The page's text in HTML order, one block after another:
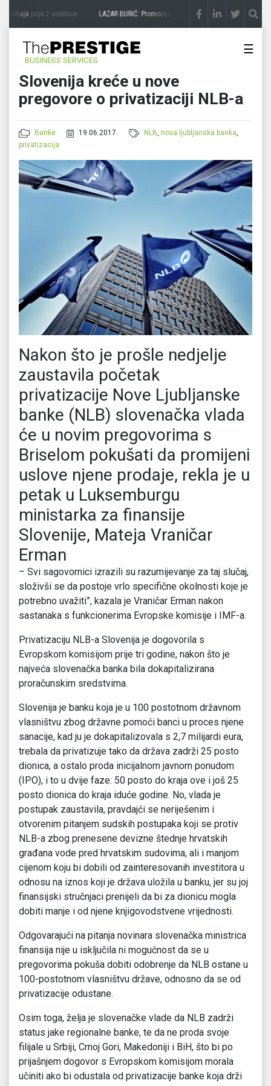
prije 2 sedmice LAZAR ĐURIĆ: Promocija potencijal pretvara u destinaciju
BUSINESS SERVICES
☰
Slovenija kreće u nove
pregovore o privatizaciji NLB-a
Banke 19.06.2017. NLB,nova ljubljanska banka,
privatizacija
Nakon što je prošle nedjelje
zaustavila početak
privatizacije Nove Ljubljanske
banke (NLB) slovenačka vlada
će u novim pregovorima s
Briselom pokušati da promijeni
uslove njene prodaje, rekla je u
petak u Luksemburgu
ministarka za finansije
Slovenije, Mateja Vraničar
Erman
– Svi sagovornici izrazili su razumijevanje za taj slučaj,
složivši se da postoje vrlo specifične okolnosti koje je
potrebno uvažiti”, kazala je Vraničar Erman nakon
sastanaka s funkcionerima Evropske komisije i IMF-a.
Privatizaciju NLB-a Slovenija je dogovorila s
Evropskom komisijom prije tri godine, nakon što je
najveća slovenačka banka bila dokapitalizirana
proračunskim sredstvima.
Slovenija je banku koja je u 100 postotnom državnom
vlasništvu zbog državne pomoći banci u proces njene
sanacije, kad ju je dokapitalizovala s 2,7 milijardi eura,
trebala da privatizuje tako da država zadrži 25 posto
dionica, a ostalo proda inicijalnom javnom ponudom
(IPO), i to u dvije faze: 50 posto do kraja ove i još 25
posto dionica do kraja iduće godine. No, vlada je
postupak zaustavila, pravdajći se neriješenim i
otvorenim pitanjem sudskih postupaka koji se protiv
NLB-a zbog prenesene devizne štednje hrvatskih
građana vode pred hrvatskim sudovima, ali i manjom
cijenom koju bi dobili od zainteresovanih investitora u
odnosu na iznos koji je država uložila u banku, jer su joj
finansijski stručnjaci prenijeli da bi za dionicu mogla
dobiti manje i od njene knjigovodstvene vrijednosti.
Odgovarajući na pitanja novinara slovenačka ministrica
finansija nije u isključila ni mogućnost da se u
pregovorima pokuša dobiti odobrenje da NLB ostane u
100-postotnom vlasništvu države, odnosno da se od
privatizacije odustane.
Osim toga, želja je slovenačke vlade da NLB zadrži
status jake regionalne banke, te da ne proda svoje
filijale u Srbiji, Crnoj Gori, Makedoniji i BiH, što bi po
prijašnjem dogovor s Evropskom komisijom morala
učiniti ako bi odustala od privatizacije banke koja drži